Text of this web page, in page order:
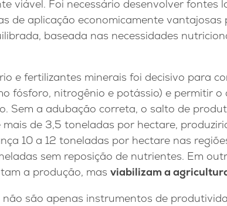
viável. Foi necessário desenvolver fontes
de aplicação economicamente vantajosas
baseada nas necessidades
e fertilizantes minerais foi decisivo para
fósforo, nitrogênio e potássio) e permitir
Sem a adubação correta, o salto de
de 3,5 toneladas por hectare,
10 a 12 toneladas por hectare nas
sem reposição de nutrientes. Em
a produção, mas viabilizam a
não são apenas instrumentos de